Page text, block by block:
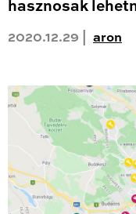
hasznosak
2020.12.29 | aron